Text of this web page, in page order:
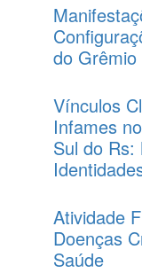
do Grêmio
Vínculos
Infames
Sul do
Atividade
Doenças
Saúde